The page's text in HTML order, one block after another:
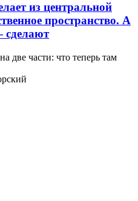
из центральной
пространство. А
сделают
две части: что теперь там